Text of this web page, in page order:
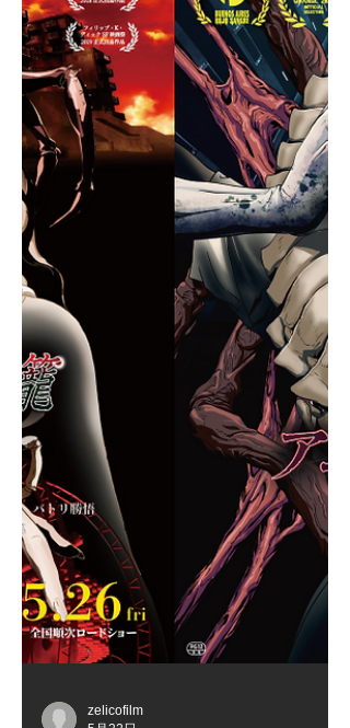
ラーニェの虫籠』
https://youtu.be/tx7Jm_oCbag?
si=PrWfUx-RQCJsmLf2 皆様のご参
加、お待ちしています！